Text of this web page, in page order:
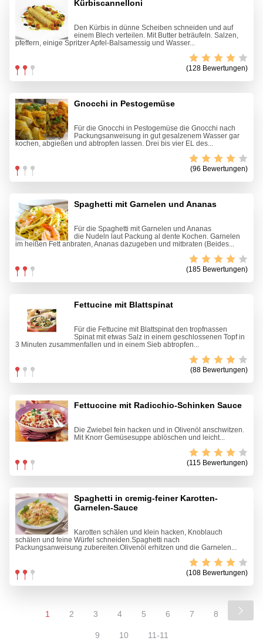
Kürbiscannelloni
Den Kürbis in dünne Scheiben schneiden und auf
einem Blech verteilen. Mit Butter beträufeln. Salzen,
pfeffern, einige Spritzer Apfel-Balsamessig und Wasser...
(128 Bewertungen)
Gnocchi in Pestogemüse
Für die Gnocchi in Pestogemüse die Gnocchi nach
Packungsanweisung in gut gesalzenem Wasser gar
kochen, abgießen und abtropfen lassen. Drei bis vier EL des...
(96 Bewertungen)
Spaghetti mit Garnelen und Ananas
Für die Spaghetti mit Garnelen und Ananas
die Nudeln laut Packung al dente Kochen. Garnelen
im heißen Fett anbraten, Ananas dazugeben und mitbraten (Beides...
(185 Bewertungen)
Fettucine mit Blattspinat
Für die Fettucine mit Blattspinat den tropfnassen
Spinat mit etwas Salz in einem geschlossenen Topf in
3 Minuten zusammenfallen und in einem Sieb abtropfen...
(88 Bewertungen)
Fettuccine mit Radicchio-Schinken Sauce
Die Zwiebel fein hacken und in Olivenöl anschwitzen.
Mit Knorr Gemüsesuppe ablöschen und leicht...
(115 Bewertungen)
Spaghetti in cremig-feiner Karotten-
Garnelen-Sauce
Karotten schälen und klein hacken, Knoblauch
schälen und feine Würfel schneiden.Spaghetti nach
Packungsanweisung zubereiten.Olivenöl erhitzen und die Garnelen...
(108 Bewertungen)
1 2 3 4 5 6 7 8
9 10 11-11